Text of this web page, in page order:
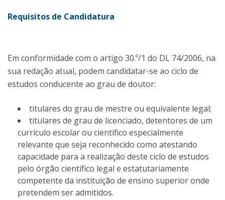
Requisitos de Candidatura
Em conformidade com o artigo 30.º/1 do DL 74/2006, na
sua redação atual, podem candidatar-se ao ciclo de
estudos conducente ao grau de doutor:
titulares do grau de mestre ou equivalente legal;
titulares de grau de licenciado, detentores de um
currículo escolar ou científico especialmente
relevante que seja reconhecido como atestando
capacidade para a realização deste ciclo de estudos
pelo órgão científico legal e estatutariamente
competente da instituição de ensino superior onde
pretendem ser admitidos.